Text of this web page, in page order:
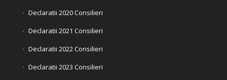
Declaratii 2020 Consilieri
Declaratii 2021 Consilieri
Declaratii 2022 Consilieri
Declaratii 2023 Consilieri